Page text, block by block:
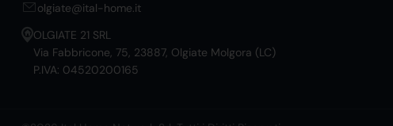
olgiate@ital-home.it
OLGIATE 21 SRL
Via Fabbricone, 75, 23887, Olgiate Molgora (LC)
P.IVA: 04520200165